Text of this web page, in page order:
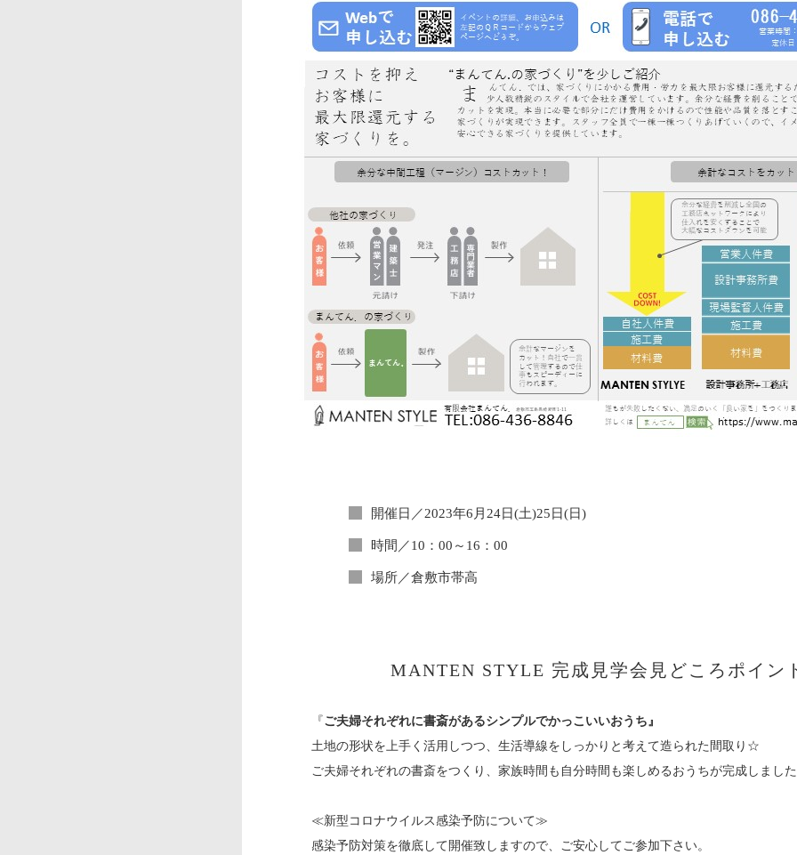
開催日／2023年6月24日(土)25日(日)
時間／10：00～16：00
場所／倉敷市帯高
MANTEN STYLE 完成見学会見どころポイン
『 ご夫婦それぞれに書斎があるシンプルでかっこいいおうち』
土地の形状を上手く活用しつつ、生活導線をしっかりと考えて造られた間取り☆
ご夫婦それぞれの書斎をつくり、家族時間も自分時間も楽しめるおうちが完成しまし
≪新型コロナウイルス感染予防について≫
感染予防対策を徹底して開催致しますので、ご安心してご参加下さい。